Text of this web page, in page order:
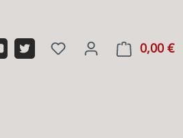
0,00 €